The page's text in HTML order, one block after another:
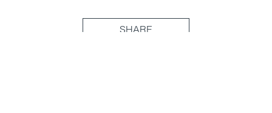
SHARE